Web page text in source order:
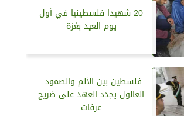
20 شهيدا فلسطينيا في أول
يوم العيد بغزة
فلسطين بين الألم والصمود..
العالول يجدد العهد على ضريح
عرفات